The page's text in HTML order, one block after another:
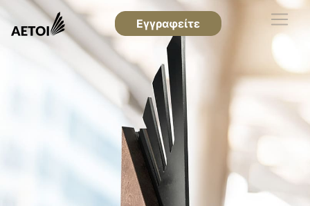
Εγγραφείτε